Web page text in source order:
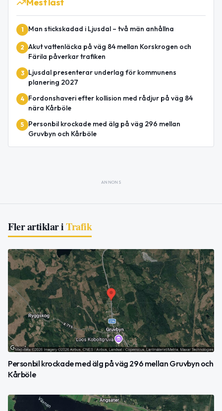
1 Man stickskadad i Ljusdal – två män anhållna
2 Akut vattenläcka på väg 84 mellan Korskrogen och
Färila påverkar trafiken
3
Ljusdal presenterar underlag för kommunens
planering 2027
4
Fordonshaveri efter kollision med rådjur på väg 84
nära Kårböle
5
Personbil krockade med älg på väg 296 mellan
Gruvbyn och Kårböle
ANNONS
Fler artiklar iTrafik
Personbil krockade med älg på väg 296 mellan Gruvbyn och
Kårböle